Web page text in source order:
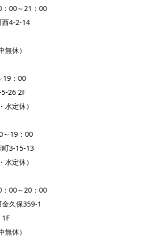
00～21：00
西4-2-14
休）
：00
26 2F
定休）
19：00
町3-15-13
定休）
00～20：00
久保359-1
休）